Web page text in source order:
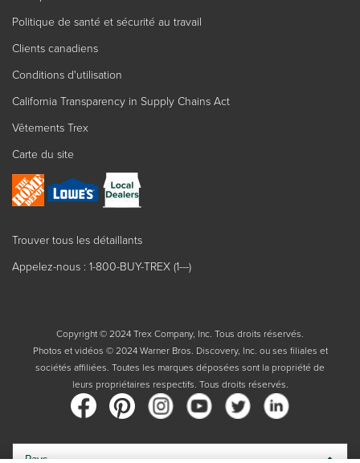
Politique de santé et sécurité au travail
Clients canadiens
Conditions d'utilisation
California Transparency in Supply Chains Act
Vêtements Trex
Carte du site
Trouver tous les détaillants
Appelez-nous : 1-800-BUY-TREX (1---)
Copyright © 2024 Trex Company, Inc. Tous droits réservés.
Photos et vidéos © 2024 Warner Bros. Discovery, Inc. ou ses filiales et
sociétés affiliées. Toutes les marques déposées sont la propriété de
leurs propriétaires respectifs. Tous droits réservés.
Pays